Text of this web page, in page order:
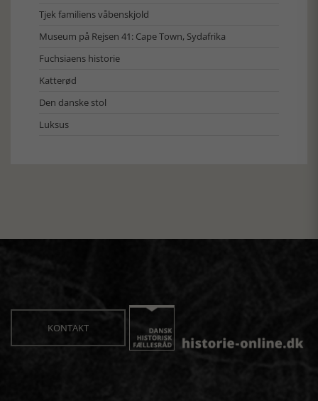
Tjek familiens våbenskjold
Museum på Rejsen 41: Cape Town, Sydafrika
Fuchsiaens historie
Katterød
Den danske stol
Luksus
KONTAKT